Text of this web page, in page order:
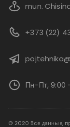
mun.
+373 (22)
Пн-Пт, 9:00
© 2020 Все данные,